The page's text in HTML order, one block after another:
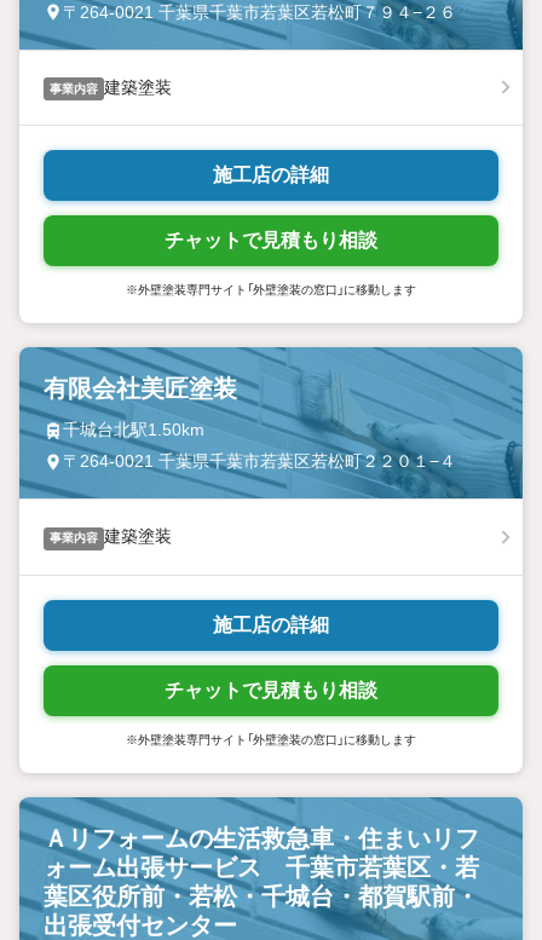
〒264-0021 千葉県千葉市若葉区若松町７９４−２６
事業内容 建築塗装
施工店の詳細
チャットで見積もり相談
※外壁塗装専門サイト「外壁塗装の窓口」に移動します
有限会社美匠塗装
千城台北駅1.50km
〒264-0021 千葉県千葉市若葉区若松町２２０１−４
事業内容 建築塗装
施工店の詳細
チャットで見積もり相談
※外壁塗装専門サイト「外壁塗装の窓口」に移動します
Ａリフォームの生活救急車・住まいリフ
ォーム出張サービス 千葉市若葉区・若
葉区役所前・若松・千城台・都賀駅前・
出張受付センター